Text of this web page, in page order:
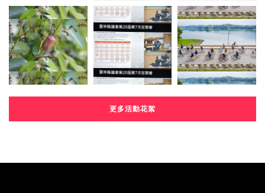
更多活動花絮